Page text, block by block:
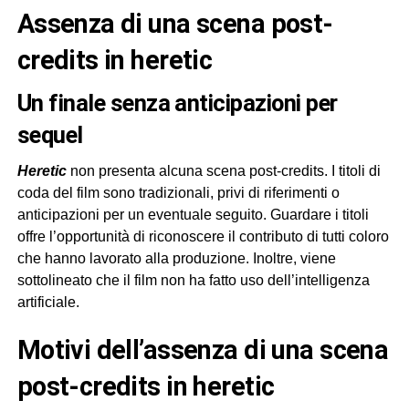
assenza di una scena post-
credits in heretic
un finale senza anticipazioni per
sequel
Hereticnon presenta alcuna scena post-credits. I titoli di
coda del film sono tradizionali, privi di riferimenti o
anticipazioni per un eventuale seguito. Guardare i titoli
offre l’opportunità di riconoscere il contributo di tutti coloro
che hanno lavorato alla produzione. Inoltre, viene
sottolineato che il film non ha fatto uso dell’intelligenza
artificiale.
motivi dell’assenza di una scena
post-credits in heretic